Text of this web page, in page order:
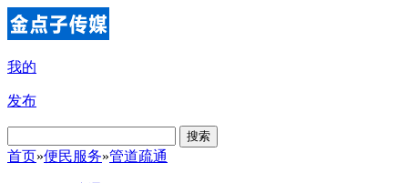
我的
发布
搜索
首页»便民服务»管道疏通